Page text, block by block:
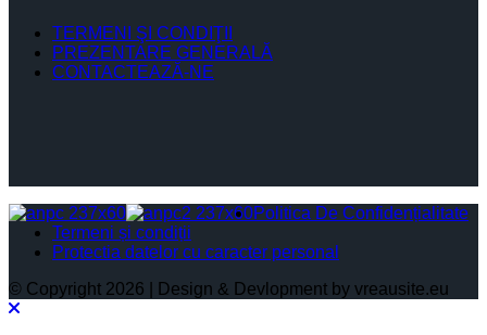
TERMENI ŞI CONDIŢII
PREZENTARE GENERALĂ
CONTACTEAZĂ-NE
Politica De Confidențialitate
Termeni și condiții
Protectia datelor cu caracter personal
© Copyright 2026 | Design & Devlopment by vreausite.eu